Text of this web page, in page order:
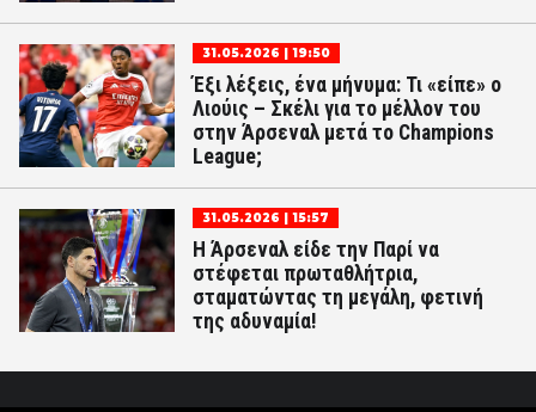
31.05.2026 | 19:50
Έξι λέξεις, ένα μήνυμα: Τι «είπε» ο
Λιούις – Σκέλι για το μέλλον του
στην Άρσεναλ μετά το Champions
League;
31.05.2026 | 15:57
Η Άρσεναλ είδε την Παρί να
στέφεται πρωταθλήτρια,
σταματώντας τη μεγάλη, φετινή
της αδυναμία!